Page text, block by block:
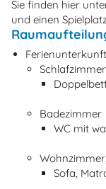
Sie finden hier
und einen
Ferienunterkunft
Badezimmer
WC mit
Sofa,